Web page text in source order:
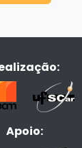
Apoio: